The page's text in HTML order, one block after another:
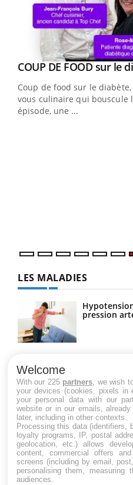
Youtube
COUP DE FOOD sur le
Coup de food sur le
vous culinaire qui bouscule
épisode, une ...
LES MALADIES
pression
Maladie de
Welcome
With our 225 partners , we wish
your devices (cookies, pixels in
your personal data with our
website or in our emails,
later, including in other contexts.
Processing this data (identifiers,
loyalty programs, IP, postal
geolocation, etc.) allows
content, commercial offers
screens (including by email,
personalising them, measuring
audiences.